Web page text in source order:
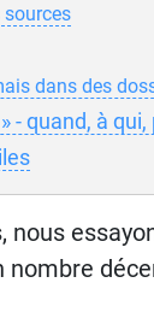
dans des
- quand, à qui,